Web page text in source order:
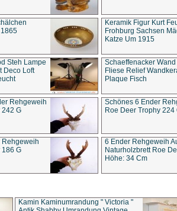
Keramik Figur Kurt
Frohburg Sachsen
Katze Um 1915
Steh Lampe
Deco Loft
Schaeffenacker Wand
Fliese Relief
Plaque Fisch
Rehgeweih
242 G
Schönes 6 Ender
Roe Deer Trophy 224
Rehgeweih
186 G
6 Ender Rehgeweih
Naturholzbrett Roe
Höhe: 34 Cm
Kamin Kaminumrandung " Victoria "